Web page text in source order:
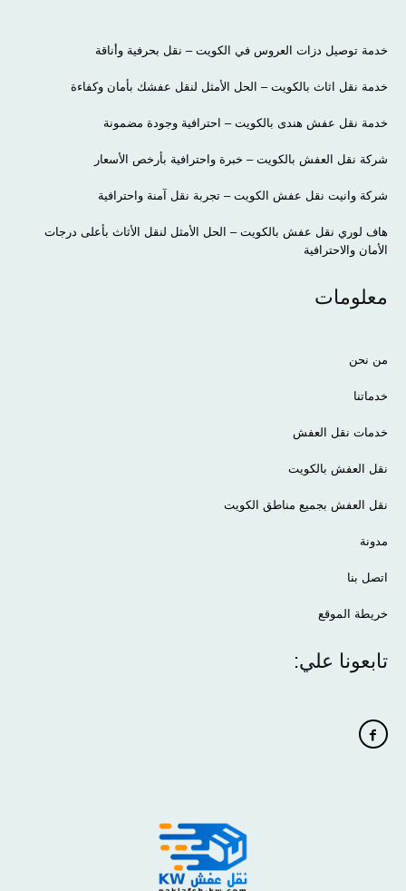
خدمة توصيل دزات العروس في الكويت – نقل بحرفية وأناقة
خدمة نقل اثاث بالكويت – الحل الأمثل لنقل عفشك بأمان وكفاءة
خدمة نقل عفش هندى بالكويت – احترافية وجودة مضمونة
شركة نقل العفش بالكويت – خبرة واحترافية بأرخص الأسعار
شركة وانيت نقل عفش الكويت – تجربة نقل آمنة واحترافية
هاف لوري نقل عفش بالكويت – الحل الأمثل لنقل الأثاث بأعلى درجات
الأمان والاحترافية
معلومات
من نحن
خدماتنا
خدمات نقل العفش
نقل العفش بالكويت
نقل العفش بجميع مناطق الكويت
مدونة
اتصل بنا
خريطة الموقع
تابعونا علي: